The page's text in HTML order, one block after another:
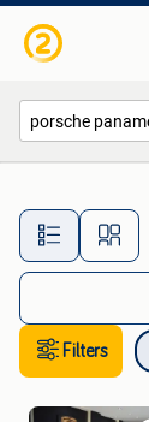
Filters